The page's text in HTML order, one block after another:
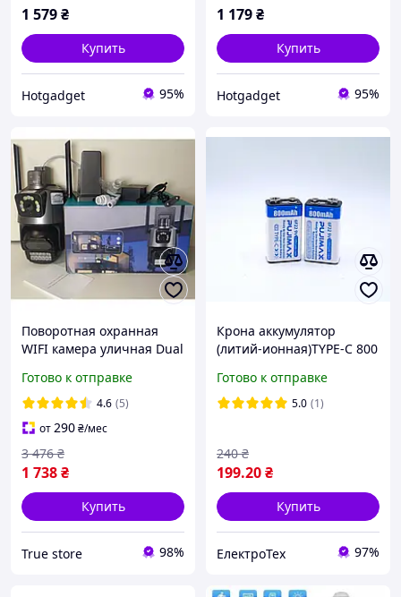
1 579₴
Купить
Hotgadget 95%
1 179₴
Купить
Hotgadget 95%
Поворотная охранная
WIFI камера уличная Dual
удаленным доступом
онлайн, сирена, зум
Готово к отправке
4.6 (5)
от290₴/мес
1 738₴
3 476 ₴
Купить
True store 98%
Крона аккумулятор
(литий-ионная)TYPE-C 800
Готово к отправке
5.0 (1)
199.20₴
240 ₴
Купить
ЕлектроТех 97%